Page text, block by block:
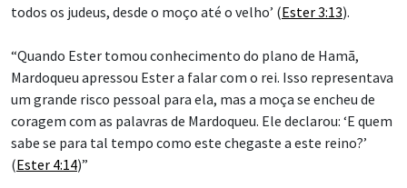
todos os judeus, desde o moço até o velho’ (Ester 3:13).
“Quando Ester tomou conhecimento do plano de Hamã,
Mardoqueu apressou Ester a falar com o rei. Isso representava
um grande risco pessoal para ela, mas a moça se encheu de
coragem com as palavras de Mardoqueu. Ele declarou: ‘E quem
sabe se para tal tempo como este chegaste a este reino?’
(Ester 4:14)”